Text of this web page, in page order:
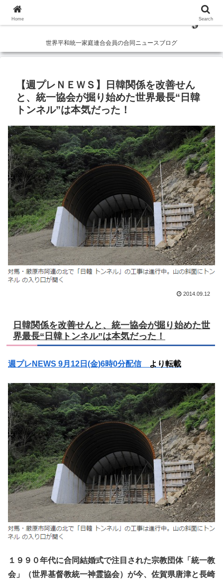
世界平和統一家庭連合会員の合同ニュースブログ
【週プレＮＥＷＳ】日韓関係を改善せん
と、統一協会が掘り始めた世界最長“日韓
トンネル”は本気だった！
2014.09.12
日韓関係を改善せんと、統一協会が掘り始めた世
界最長“日韓トンネル”は本気だった！
週プレNEWS 9月12日(金)6時0分配信 より転載
１９９０年代に合同結婚式で注目された宗教団体「統一教
会」（世界基督教統一神霊協会）が今、佐賀県唐津と長崎
Home Search